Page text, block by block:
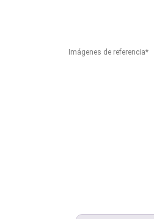
Imágenes de referencia*